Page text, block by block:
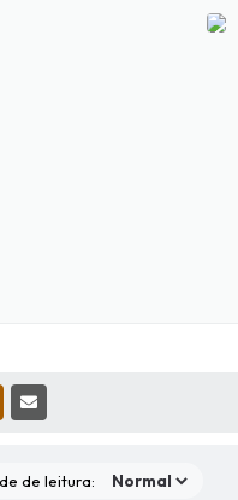
OUTRAS MÍDIAS
de leitura: